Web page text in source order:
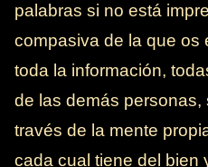
palabras si no está
compasiva de la que os
toda la información,
de las demás personas,
través de la mente
cada cual tiene del bien